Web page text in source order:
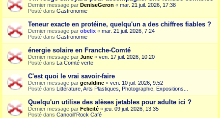
Dernier message par DeniseGeron « mar. 21 juil. 2026, 17:38
Posté dans Gastronomie
Teneur exacte en protéine, quelqu'un a des chiffres fiables ?
Dernier message par obelix « mar. 21 juil. 2026, 7:24
Posté dans Gastronomie
énergie solaire en Franche-Comté
Dernier message par June « ven. 17 juil. 2026, 10:20
Posté dans La Comté verte
C'est quoi le vrai savoir-faire
Dernier message par geraldine « ven. 10 juil. 2026, 9:52
Posté dans Littérature, Arts Plastiques, Photographie, Expositions...
Quelqu'un utilise des alèses jetables pour adulte ici ?
Dernier message par Felicité « jeu. 09 juil. 2026, 13:35
Posté dans Cancoill'Rock Café